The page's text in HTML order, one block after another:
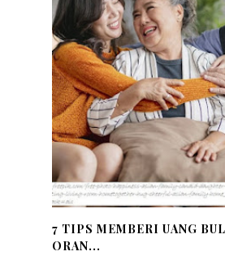
7 TIPS MEMBERI UANG
ORAN...